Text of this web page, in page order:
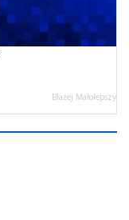
Błażej Małolepszy